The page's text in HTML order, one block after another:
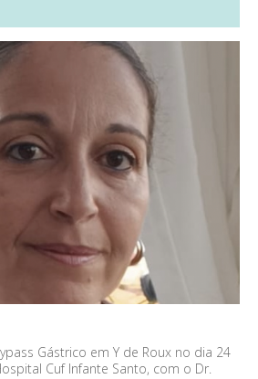
Gástrico em Y de Roux no dia 24
Cuf Infante Santo, com o Dr.